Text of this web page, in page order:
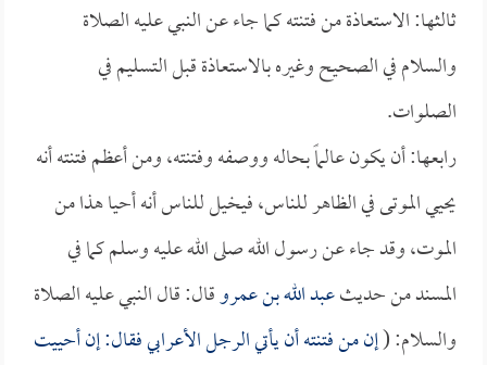
ثالثها: الاستعاذة من فتنته كما جاء عن النبي عليه الصلاة
والسلام في الصحيح وغيره بالاستعاذة قبل التسليم في
الصلوات.
رابعها: أن يكون عالماً بحاله ووصفه وفتنته، ومن أعظم فتنته أنه
يحيي الموتى في الظاهر للناس، فيخيل للناس أنه أحيا هذا من
الموت، وقد جاء عن رسول الله صلى الله عليه وسلم كما في
المسند من حديثعبد الله بن عمروقال: قال النبي عليه الصلاة
والسلام: (إن من فتنته أن يأتي الرجل الأعرابي فقال: إن أحييت